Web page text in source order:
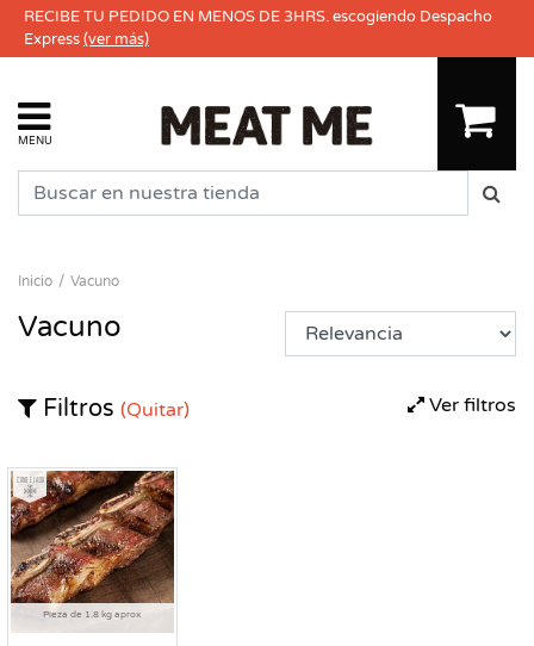
RECIBE TU PEDIDO EN MENOS DE 3HRS. escogiendo Despacho
Express(ver más)
MENU
Inicio Vacuno
Vacuno
Ver filtros
Filtros (Quitar)
Pieza de 1.8 kg aprox
Congelado